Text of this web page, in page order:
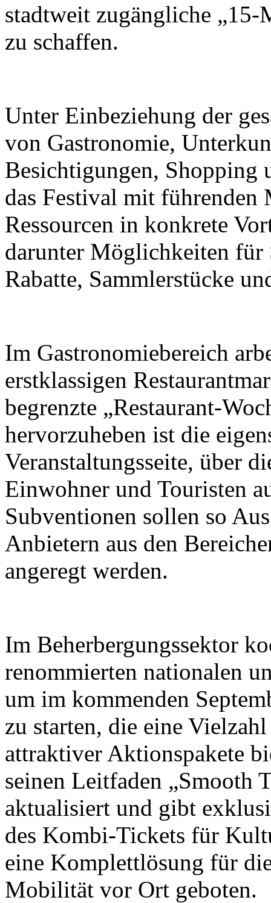
stadtweit zugängliche
zu schaffen.
Unter Einbeziehung der
von Gastronomie,
Besichtigungen, Shopping
das Festival mit führenden
Ressourcen in konkrete
darunter Möglichkeiten
Rabatte, Sammlerstücke
Im Gastronomiebereich
erstklassigen
begrenzte „Restaurant-
hervorzuheben ist die
Veranstaltungsseite, über
Einwohner und Touristen
Subventionen sollen so
Anbietern aus den
angeregt werden.
Im Beherbergungssektor
renommierten nationalen
um im kommenden
zu starten, die eine
attraktiver Aktionspakete
seinen Leitfaden „Smooth
aktualisiert und gibt
des Kombi-Tickets für
eine Komplettlösung für
Mobilität vor Ort geboten.